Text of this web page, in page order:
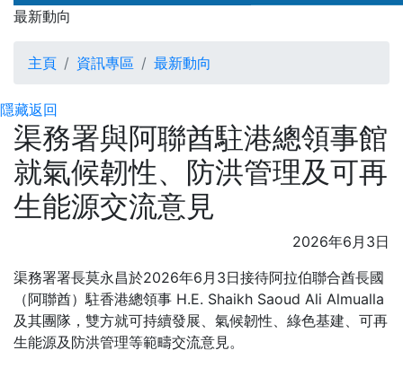
最新動向
最新動向
主頁 資訊專區 最新動向
隱藏返回
渠務署與阿聯酋駐港總領事館
就氣候韌性、防洪管理及可再
生能源交流意見
2026年6月3日
渠務署署長莫永昌於2026年6月3日接待阿拉伯聯合酋長國
（阿聯酋）駐香港總領事 H.E. Shaikh Saoud Ali Almualla
及其團隊，雙方就可持續發展、氣候韌性、綠色基建、可再
生能源及防洪管理等範疇交流意見。